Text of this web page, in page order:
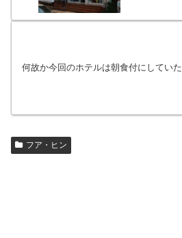
何故か今回のホテルは朝食付にしていた
フア・ヒン